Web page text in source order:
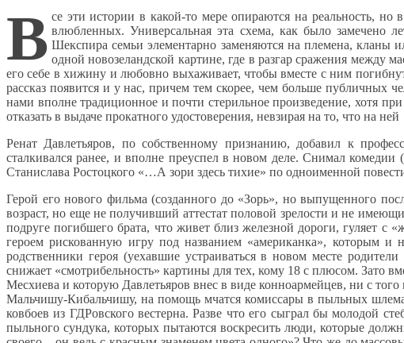
В се эти истории в какой-то мере опираются на реальность,
влюбленных. Универсальная эта схема, как было замечено
Шекспира семьи элементарно заменяются на племена, кланы
одной новозеландской картине, где в разгар сражения между
его себе в хижину и любовно выхаживает, чтобы вместе с ним
рассказ появится и у нас, причем тем скорее, чем больше публичных
нами вполне традиционное и почти стерильное произведение, хотя
отказать в выдаче прокатного удостоверения, невзирая на то, что на
Ренат Давлетьяров, по собственному признанию, добавил к
сталкивался ранее, и вполне преуспел в новом деле. Снимал
Станислава Ростоцкого «…А зори здесь тихие» по одноименной
Герой его нового фильма (созданного до «Зорь», но выпущенного
возраст, но еще не получивший аттестат половой зрелости и не
подруге погибшего брата, что живет близ железной дороги, гуляет
героем рискованную игру под названием «американка», которым
родственники героя (уехавшие устраиваться в новом месте
снижает «смотрибельность» картины для тех, кому 18 с плюсом. Зато
Месхиева и которую Давлетьяров внес в виде конноармейцев, ни с
Мальчишу-Кибальчишу, на помощь мчатся комиссары в пыльных
ковбоев из ГДРовского вестерна. Разве что его сыграл бы молодой
пыльного сундука, которых пытаются воскресить люди, которые